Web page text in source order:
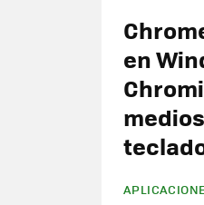
en